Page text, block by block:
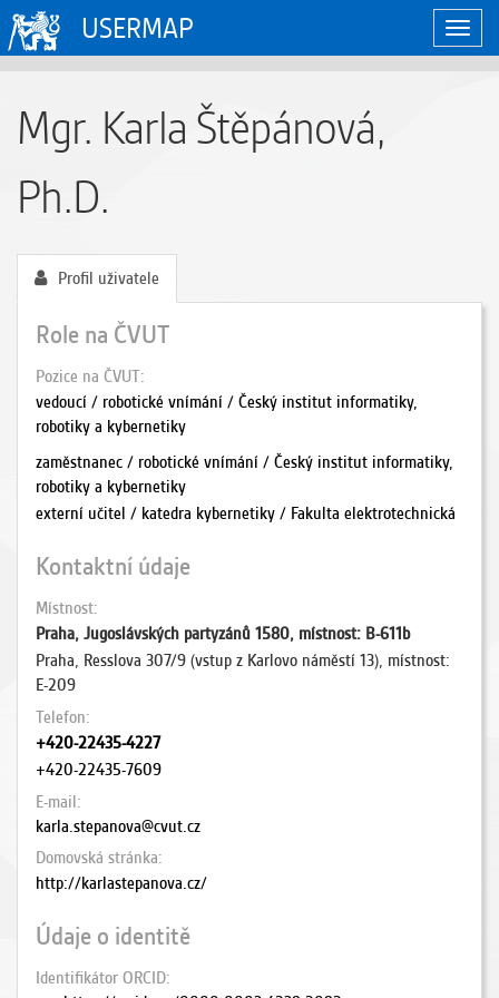
USERMAP
Mgr. Karla Štěpánová,
Ph.D.
Profil uživatele
Role na ČVUT
Pozice na ČVUT
vedoucí / robotické vnímání / Český institut informatiky,
robotiky a kybernetiky
zaměstnanec / robotické vnímání / Český institut informatiky,
robotiky a kybernetiky
externí učitel / katedra kybernetiky / Fakulta elektrotechnická
Kontaktní údaje
Místnost
Praha, Jugoslávských partyzánů 1580, místnost: B-611b
Praha, Resslova 307/9 (vstup z Karlovo náměstí 13), místnost:
E-209
Telefon
+420-22435-4227
+420-22435-7609
E-mail
karla.stepanova@cvut.cz
Domovská stránka
http://karlastepanova.cz/
Údaje o identitě
Identifikátor ORCID